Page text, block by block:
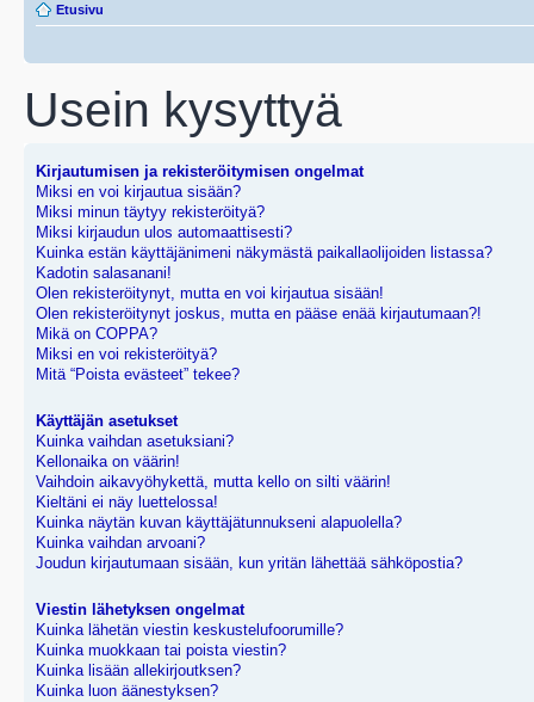
Etusivu
Usein kysyttyä
Kirjautumisen ja rekisteröitymisen ongelmat
Miksi en voi kirjautua sisään?
Miksi minun täytyy rekisteröityä?
Miksi kirjaudun ulos automaattisesti?
Kuinka estän käyttäjänimeni näkymästä paikallaolijoiden listassa?
Kadotin salasanani!
Olen rekisteröitynyt, mutta en voi kirjautua sisään!
Olen rekisteröitynyt joskus, mutta en pääse enää kirjautumaan?!
Mikä on COPPA?
Miksi en voi rekisteröityä?
Mitä “Poista evästeet” tekee?
Käyttäjän asetukset
Kuinka vaihdan asetuksiani?
Kellonaika on väärin!
Vaihdoin aikavyöhykettä, mutta kello on silti väärin!
Kieltäni ei näy luettelossa!
Kuinka näytän kuvan käyttäjätunnukseni alapuolella?
Kuinka vaihdan arvoani?
Joudun kirjautumaan sisään, kun yritän lähettää sähköpostia?
Viestin lähetyksen ongelmat
Kuinka lähetän viestin keskustelufoorumille?
Kuinka muokkaan tai poista viestin?
Kuinka lisään allekirjoutksen?
Kuinka luon äänestyksen?